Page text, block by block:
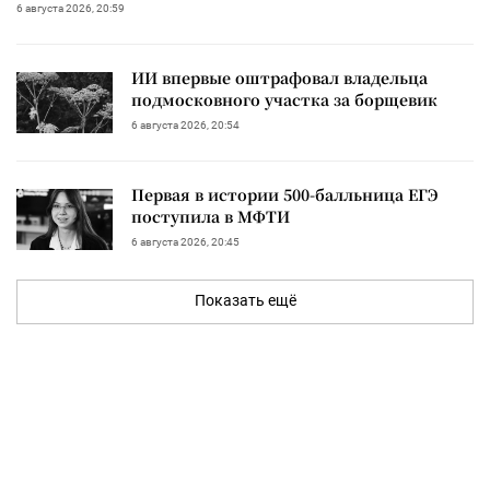
6 августа 2026, 20:59
ИИ впервые оштрафовал владельца
подмосковного участка за борщевик
6 августа 2026, 20:54
Первая в истории 500-балльница ЕГЭ
поступила в МФТИ
6 августа 2026, 20:45
Показать ещё